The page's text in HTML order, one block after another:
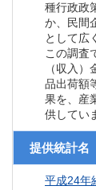
種行政政
か、民間
として広
この調査
（収入
品出荷額
果を、産
供してい
提供統計名
平成24年